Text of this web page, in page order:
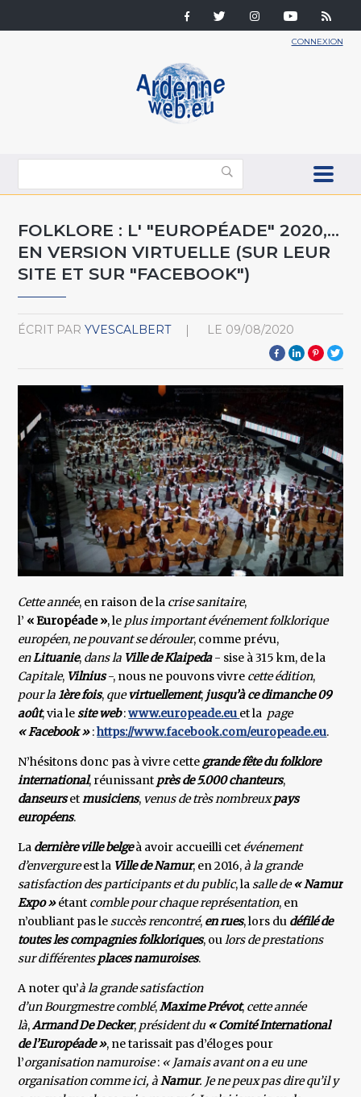
CONNEXION
FOLKLORE : L' "EUROPÉADE" 2020,...
EN VERSION VIRTUELLE (SUR LEUR
SITE ET SUR "FACEBOOK")
ÉCRIT PAR YVESCALBERT LE 09/08/2020
Cette année, en raison de la crise sanitaire,
l’ « Européade », le plus important événement folklorique
européen,ne pouvant se dérouler, comme prévu,
enLituanie, dans la Ville de Klaipeda- sise à 315 km, de la
Capitale, Vilnius-, nous ne pouvons vivre cette édition,
pour la 1ère fois, quevirtuellement, jusqu’à ce dimanche 09
août, via lesite web:www.europeade.eu et la page
« Facebook »:https://www.facebook.com/europeade.eu.
N’hésitons donc pas à vivre cette grande fête du folklore
international, réunissant près de 5.000 chanteurs,
danseursetmusiciens, venus de très nombreuxpays
européens.
La dernière ville belgeà avoir accueilli cet événement
d’envergureest la Ville de Namur, en 2016,à la grande
satisfaction des participants et du public, lasalle de« Namur
Expo »étant comble pour chaque représentation, en
n’oubliant pas lesuccès rencontré, en rues, lors du défilé de
toutes les compagnies folkloriques, oulors de prestations
sur différentesplaces namuroises.
A noter qu’à la grande satisfaction
d’un Bourgmestre comblé,Maxime Prévot, cette année
là,Armand De Decker, président du « Comité International
de l’Européade », ne tarissait pas d’éloges pour
l’organisation namuroise: « Jamais avant on a eu une
organisation comme ici, àNamur. Je ne peux pas dire qu’il y